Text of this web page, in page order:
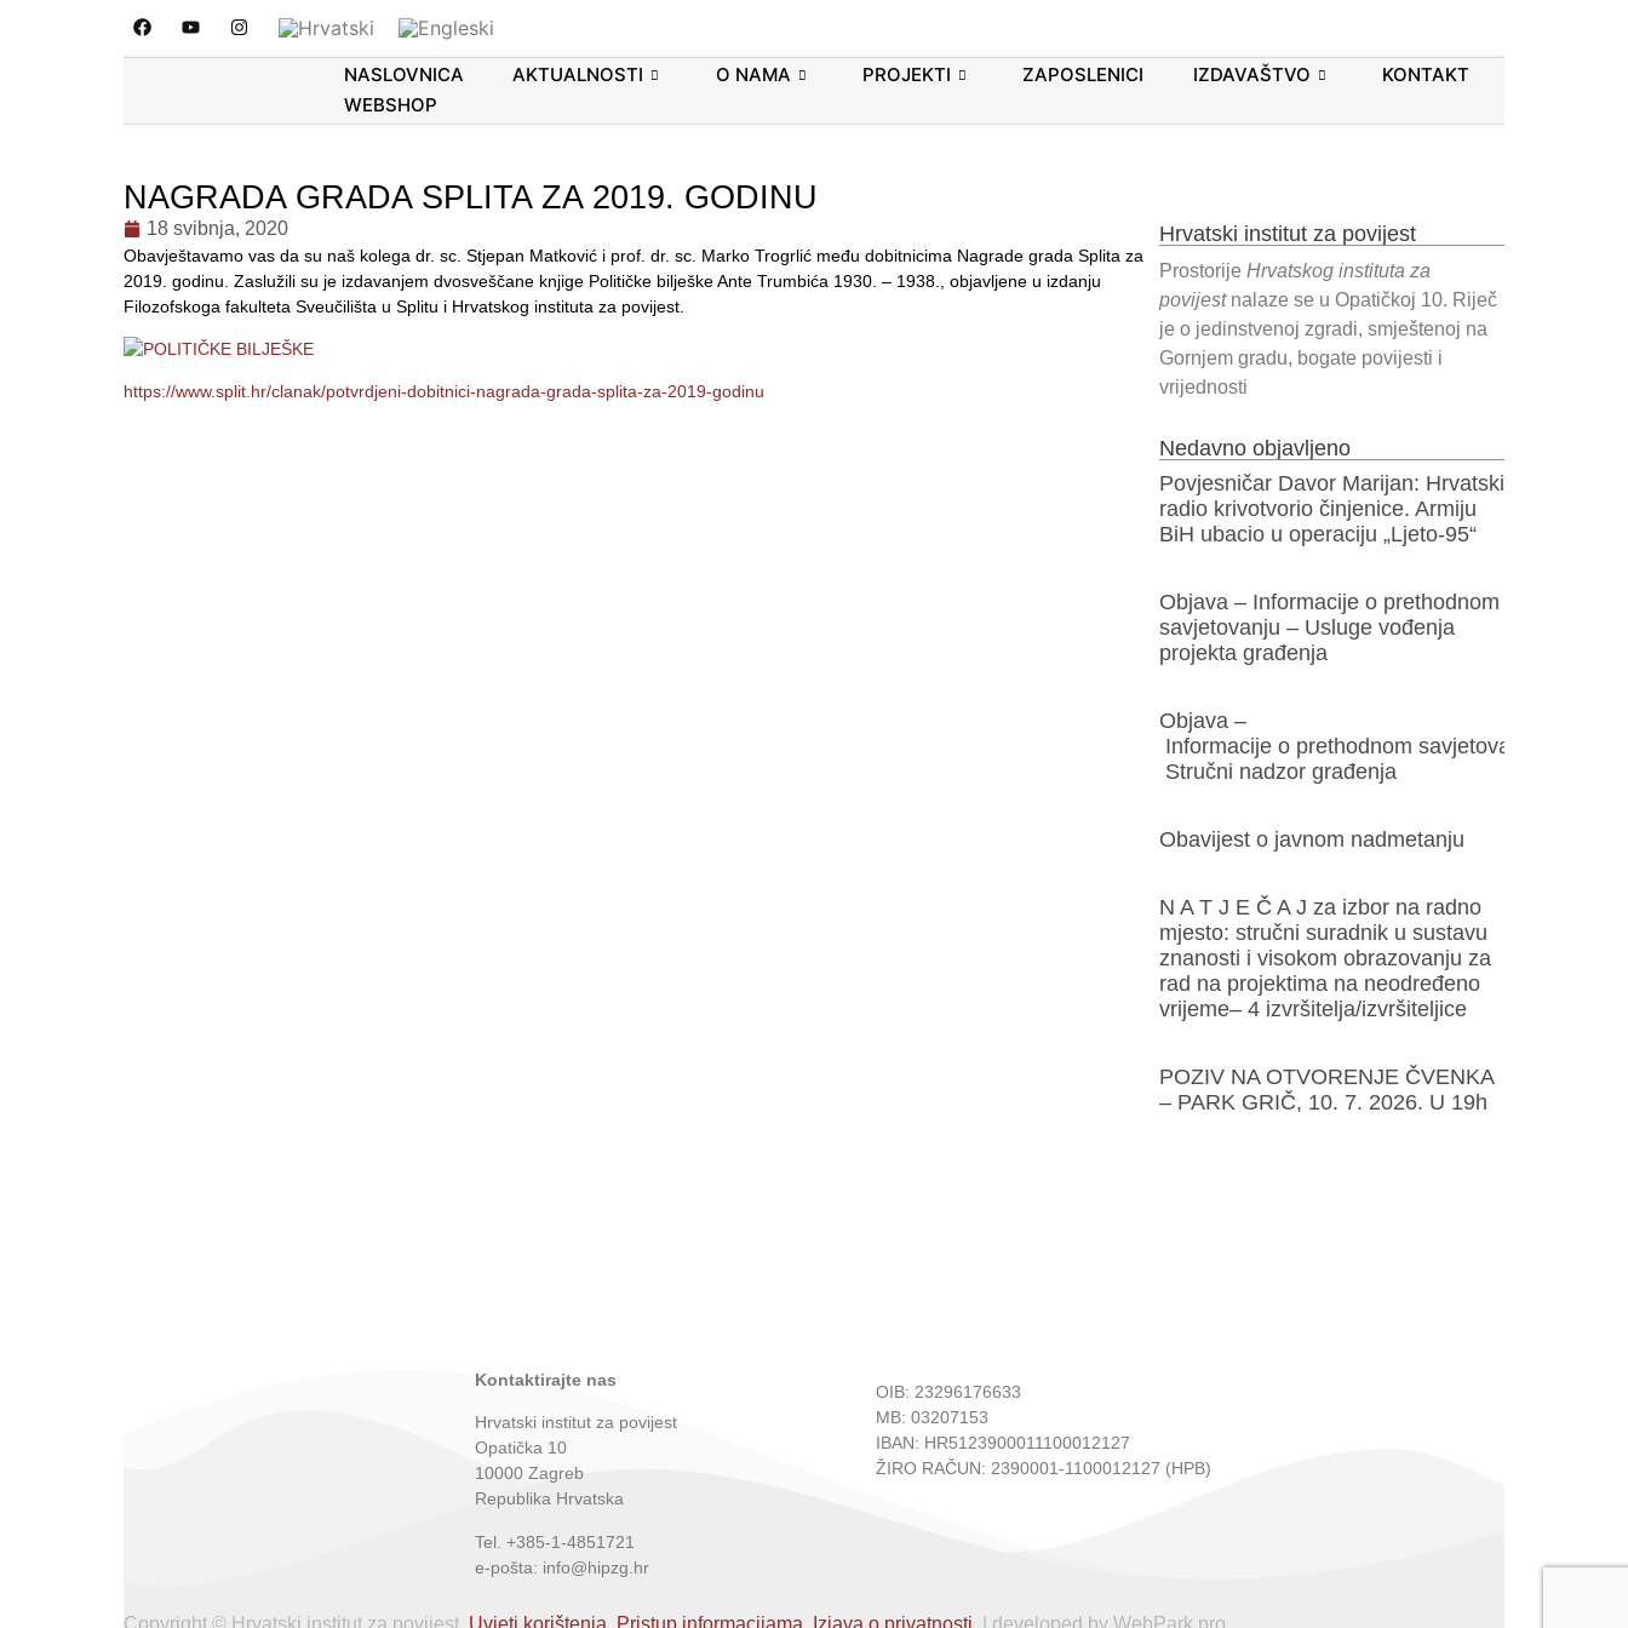
NASLOVNICA AKTUALNOSTI O NAMA PROJEKTI ZAPOSLENICI IZDAVAŠTVO
KONTAKT
WEBSHOP
NAGRADA GRADA SPLITA ZA 2019. GODINU
18 svibnja, 2020
Obavještavamo vas da su naš kolega dr. sc. Stjepan Matković i prof. dr. sc. Marko Trogrlić među dobitnicima Nagrade grada Splita za
2019. godinu. Zaslužili su je izdavanjem dvosveščane knjige Političke bilješke Ante Trumbića 1930. – 1938., objavljene u izdanju
Filozofskoga fakulteta Sveučilišta u Splitu i Hrvatskog instituta za povijest.
https://www.split.hr/clanak/potvrdjeni-dobitnici-nagrada-grada-splita-za-2019-godinu
Hrvatski institut za povijest
Prostorije Hrvatskog instituta za
povijestnalaze se u Opatičkoj 10. Riječ
je o jedinstvenoj zgradi, smještenoj na
Gornjem gradu, bogate povijesti i
vrijednosti
Nedavno objavljeno
Povjesničar Davor Marijan: Hrvatski
radio krivotvorio činjenice. Armiju
BiH ubacio u operaciju „Ljeto-95“
Objava – Informacije o prethodnom
savjetovanju – Usluge vođenja
projekta građenja
Objava –
Informacije o prethodnom savjetovanju –
Stručni nadzor građenja
Obavijest o javnom nadmetanju
N A T J E Č A J za izbor na radno
mjesto: stručni suradnik u sustavu
znanosti i visokom obrazovanju za
rad na projektima na neodređeno
vrijeme– 4 izvršitelja/izvršiteljice
POZIV NA OTVORENJE ČVENKA
– PARK GRIČ, 10. 7. 2026. U 19h
Kontaktirajte nas
Hrvatski institut za povijest
Opatička 10
10000 Zagreb
Republika Hrvatska
Tel. +385-1-4851721
e-pošta: info@hipzg.hr
OIB: 23296176633
MB: 03207153
IBAN: HR5123900011100012127
ŽIRO RAČUN: 2390001-1100012127 (HPB)